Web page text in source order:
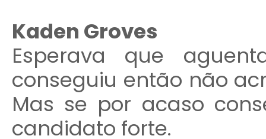
Kaden Groves
Esperava que
conseguiu então não
Mas se por acaso
candidato forte.